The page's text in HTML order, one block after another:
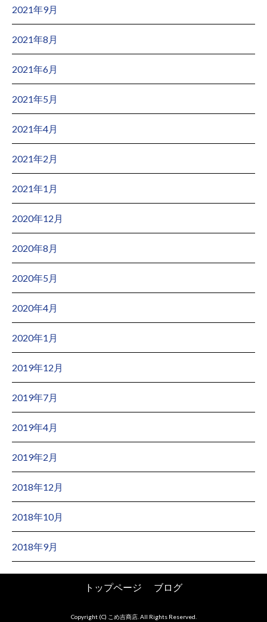
2021年9月
2021年8月
2021年6月
2021年5月
2021年4月
2021年2月
2021年1月
2020年12月
2020年8月
2020年5月
2020年4月
2020年1月
2019年12月
2019年7月
2019年4月
2019年2月
2018年12月
2018年10月
2018年9月
トップページ ブログ
Copyright (C) こめ吉商店. All Rights Reserved.